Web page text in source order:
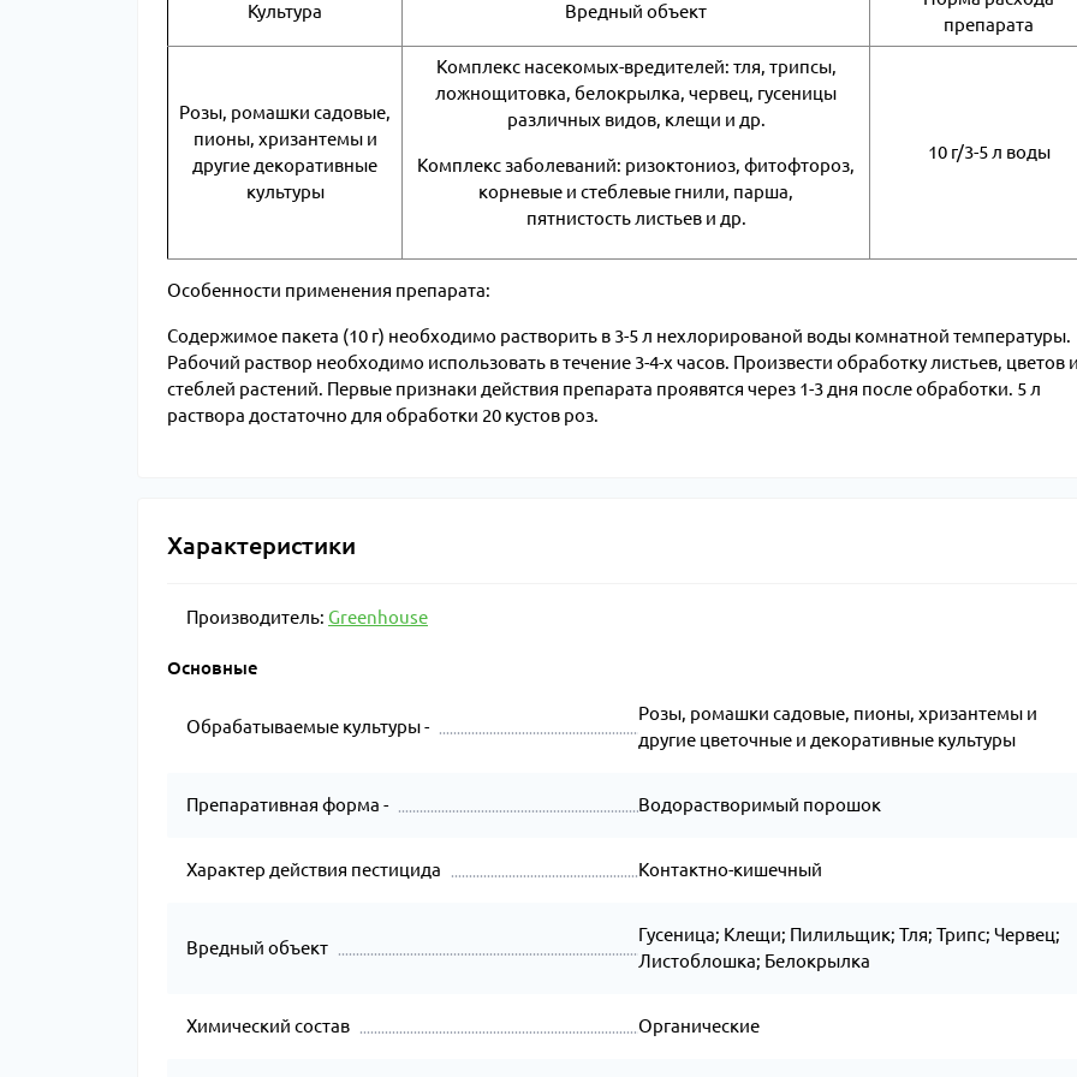
Культура Вредный объект
препарата
Розы, ромашки садовые,
пионы, хризантемы и
другие декоративные
культуры
Комплекс насекомых-вредителей: тля, трипсы,
ложнощитовка, белокрылка, червец, гусеницы
различных видов, клещи и др.
Комплекс заболеваний: ризоктониоз, фитофтороз,
корневые и стеблевые гнили, парша,
пятнистость листьев и др.
10 г/3-5 л воды
Особенности применения препарата:
Содержимое пакета (10 г) необходимо растворить в 3-5 л нехлорированой воды комнатной температуры.
Рабочий раствор необходимо использовать в течение 3-4-х часов. Произвести обработку листьев, цветов
стеблей растений. Первые признаки действия препарата проявятся через 1-3 дня после обработки. 5 л
раствора достаточно для обработки 20 кустов роз.
Характеристики
Производитель: Greenhouse
Основные
Обрабатываемые культуры -
Розы, ромашки садовые, пионы, хризантемы и
другие цветочные и декоративные культуры
Препаративная форма - Водорастворимый порошок
Характер действия пестицида Контактно-кишечный
Вредный объект
Гусеница; Клещи; Пилильщик; Тля; Трипс; Червец;
Листоблошка; Белокрылка
Химический состав Органические